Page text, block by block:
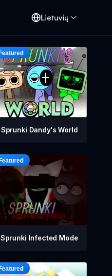
Lietuvių
Sprunki Dandy's World
Sprunki Infected Mode